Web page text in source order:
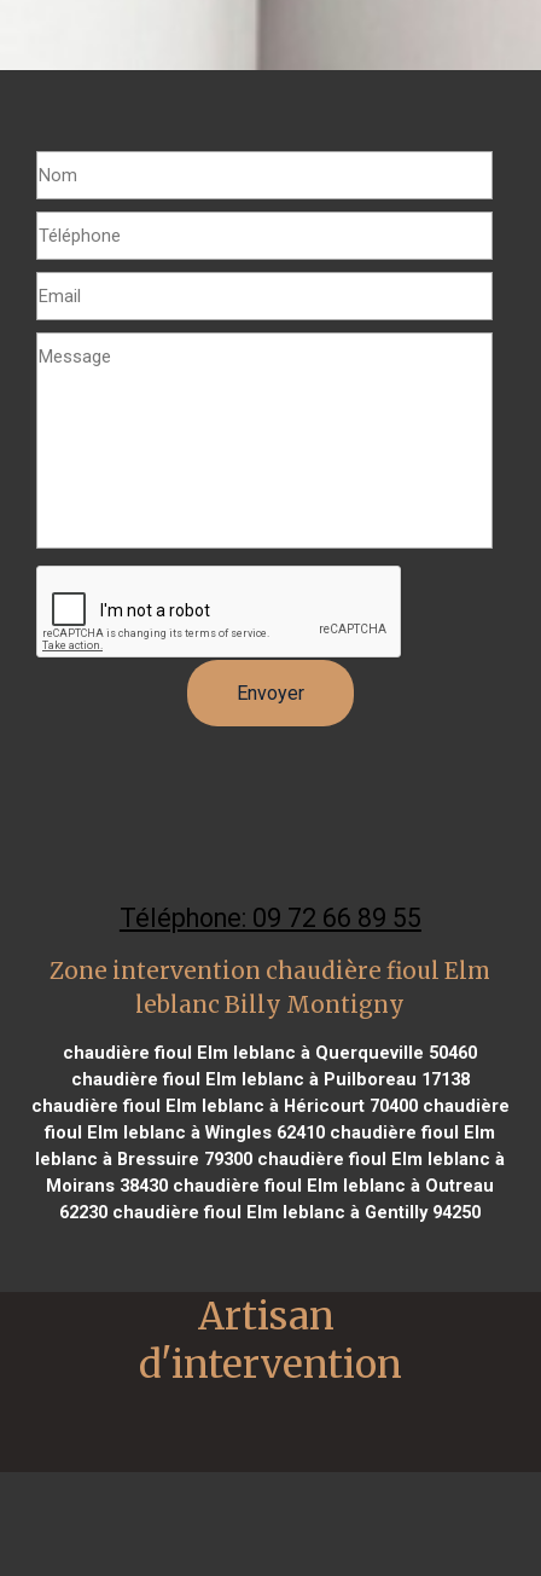
Téléphone: 09 72 66 89 55
Zone intervention chaudière fioul Elm
leblanc Billy Montigny
chaudière fioul Elm leblanc à Querqueville 50460
chaudière fioul Elm leblanc à Puilboreau 17138
chaudière fioul Elm leblanc à Héricourt 70400chaudière
fioul Elm leblanc à Wingles 62410 chaudière fioul Elm
leblanc à Bressuire 79300 chaudière fioul Elm leblanc à
Moirans 38430 chaudière fioul Elm leblanc à Outreau
62230 chaudière fioul Elm leblanc à Gentilly 94250
Artisan
d'intervention